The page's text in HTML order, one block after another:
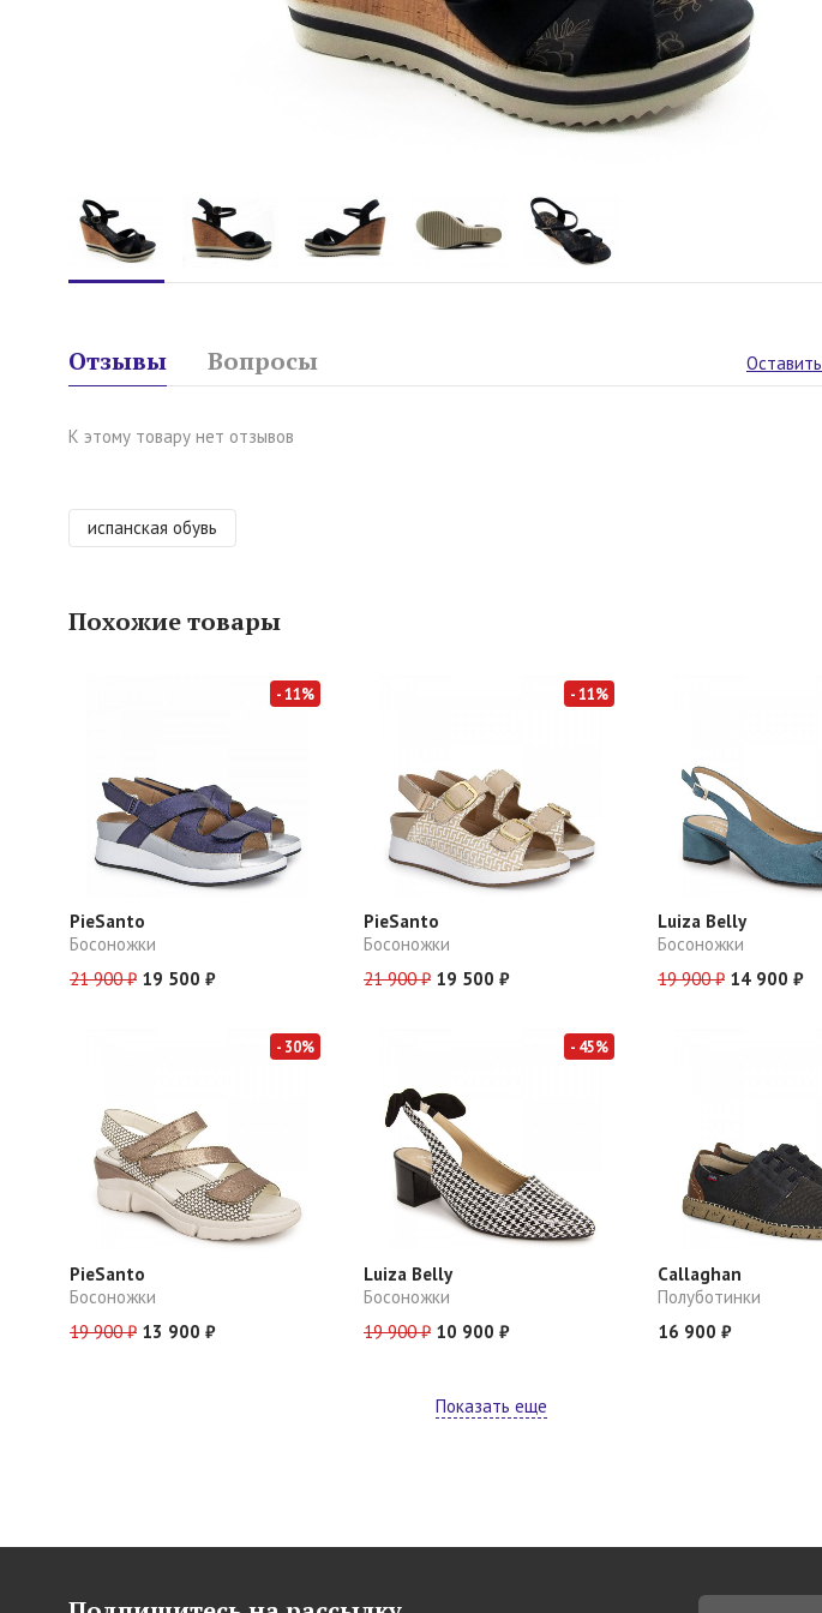
Отзывы Вопросы
К этому товару нет отзывов
испанская обувь
Похожие товары
- 11%
PieSanto
Босоножки
21 900 ₽ 19 500 ₽
- 11%
PieSanto
Босоножки
21 900 ₽ 19 500 ₽
Luiza Belly
Босоножки
19 900 ₽ 14 900 ₽
- 30%
PieSanto
Босоножки
19 900 ₽ 13 900 ₽
- 45%
Luiza Belly
Босоножки
19 900 ₽ 10 900 ₽
Callaghan
Полуботинки
16 900 ₽
Показать еще